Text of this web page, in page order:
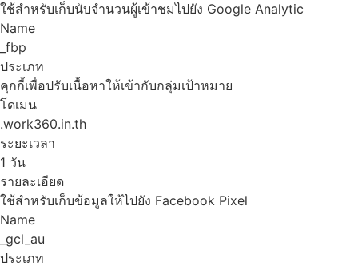
ใช้สำหรับเก็บนับจำนวนผู้เข้าชมไปยัง Google Analytic
Name
_fbp
ประเภท
คุกกี้เพื่อปรับเนื้อหาให้เข้ากับกลุ่มเป้าหมาย
โดเมน
.work360.in.th
ระยะเวลา
1 วัน
รายละเอียด
ใช้สำหรับเก็บข้อมูลให้ไปยัง Facebook Pixel
Name
_gcl_au
ประเภท